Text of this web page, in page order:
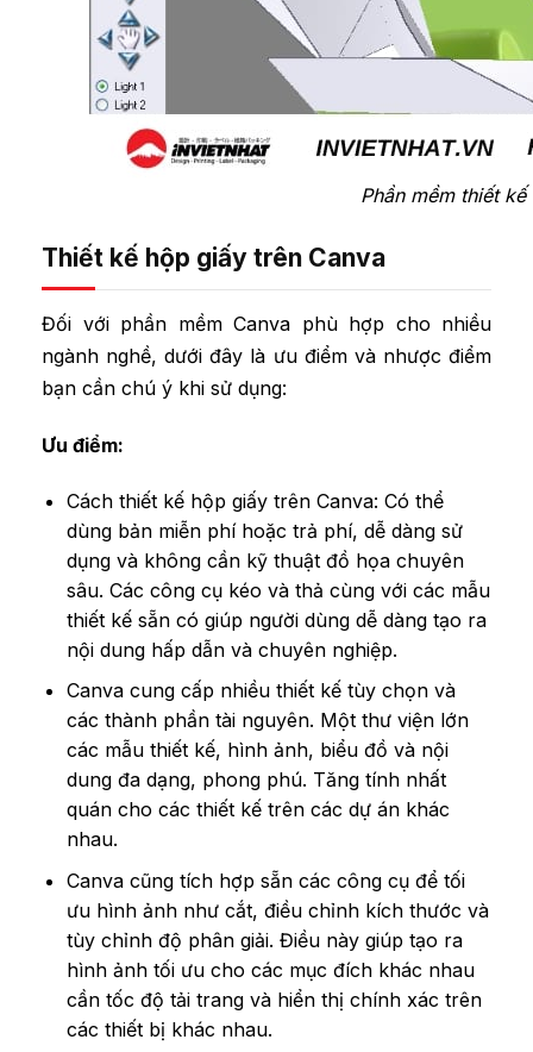
Phần mềm thiết
Thiết kế hộp giấy trên Canva
Đối với phần mềm Canva phù hợp cho nhiều
ngành nghề, dưới đây là ưu điểm và nhược điểm
bạn cần chú ý khi sử dụng:
Ưu điểm:
Cách thiết kế hộp giấy trên Canva: Có thể
dùng bản miễn phí hoặc trả phí, dễ dàng sử
dụng và không cần kỹ thuật đồ họa chuyên
sâu. Các công cụ kéo và thả cùng với các mẫu
thiết kế sẵn có giúp người dùng dễ dàng tạo ra
nội dung hấp dẫn và chuyên nghiệp.
Canva cung cấp nhiều thiết kế tùy chọn và
các thành phần tài nguyên. Một thư viện lớn
các mẫu thiết kế, hình ảnh, biểu đồ và nội
dung đa dạng, phong phú. Tăng tính nhất
quán cho các thiết kế trên các dự án khác
nhau.
Canva cũng tích hợp sẵn các công cụ để tối
ưu hình ảnh như cắt, điều chỉnh kích thước và
tùy chỉnh độ phân giải. Điều này giúp tạo ra
hình ảnh tối ưu cho các mục đích khác nhau
cần tốc độ tải trang và hiển thị chính xác trên
các thiết bị khác nhau.